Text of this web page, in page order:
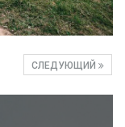
СЛЕДУЮЩИЙ